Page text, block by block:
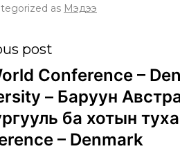
as Мэдээ
post
Conference –
– Баруун
ба хотын
– Denmark